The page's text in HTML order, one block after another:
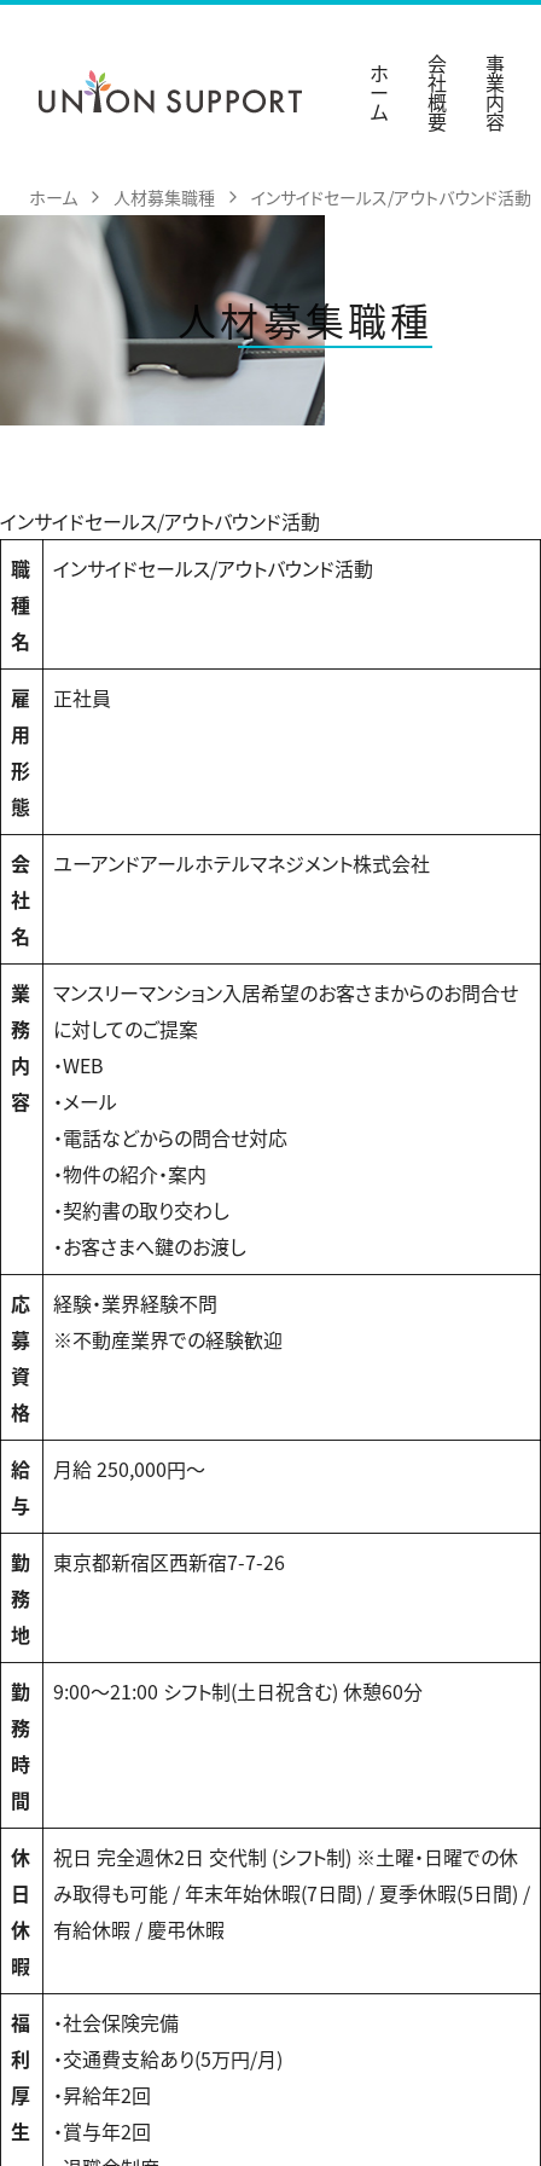
content
会社概要
人材募集職種
お問い合わせ
ホ
ー
ム
会
社
概
要
事
業
内
容
人材募集職種
ホーム 人材募集職種 インサイドセールス/アウトバウンド活動
インサイドセールス/アウトバウンド活動
職
種
名
インサイドセールス/アウトバウンド活動
雇
用
形
態
正社員
会
社
名
ユーアンドアールホテルマネジメント株式会社
業
務
内
容
マンスリーマンション入居希望のお客さまからのお問合せ
に対してのご提案
・WEB
・メール
・電話などからの問合せ対応
・物件の紹介・案内
・契約書の取り交わし
・お客さまへ鍵のお渡し
応
募
資
格
経験・業界経験不問
※不動産業界での経験歓迎
給
与
月給 250,000円〜
勤
務
地
東京都新宿区西新宿7-7-26
勤
務
時
間
9:00〜21:00 シフト制(土日祝含む) 休憩60分
休
日
休
暇
祝日 完全週休2日 交代制 (シフト制) ※土曜・日曜での休
み取得も可能 / 年末年始休暇(7日間) / 夏季休暇(5日間) /
有給休暇 / 慶弔休暇
福
利
厚
生
・社会保険完備
・交通費支給あり(5万円/月)
・昇給年2回
・賞与年2回